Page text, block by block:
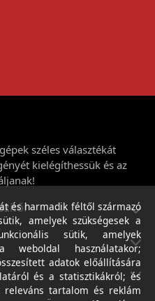
széles választékát
kielégíthessük és az
és harmadik féltől származó
amelyek szükségesek a
sütik, amelyek
weboldal használatakor;
adatok előállítására
és a statisztikákról; és
releváns tartalom és reklám